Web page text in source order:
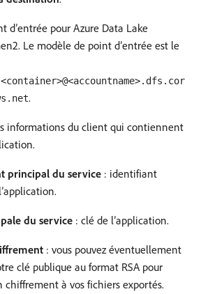
d’entrée pour Azure Data Lake
Le modèle de point d’entrée est le
.
informations du client qui contiennent
principal du service : identifiant
du service : clé de l’application.
: vous pouvez éventuellement
clé publique au format RSA pour
chiffrement à vos fichiers exportés.